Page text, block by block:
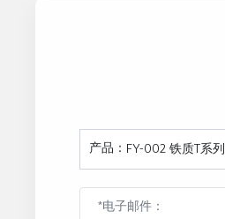
产品： FY-002 铁质T系列